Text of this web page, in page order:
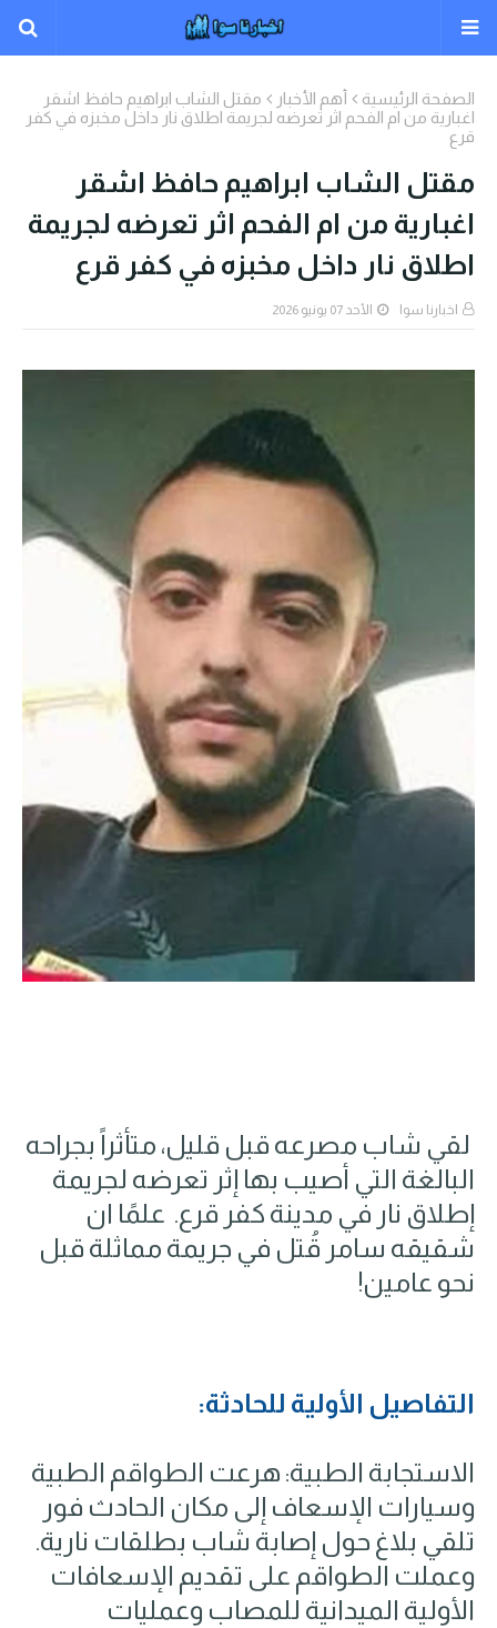
الصفحة الرئيسية أهم الأخبار
مقتل الشاب ابراهيم حافظ اشقر
اغبارية من ام الفحم اثر تعرضه لجريمة اطلاق نار داخل مخبزه في كفر
قرع
مقتل الشاب ابراهيم حافظ اشقر
اغبارية من ام الفحم اثر تعرضه لجريمة
اطلاق نار داخل مخبزه في كفر قرع
اخبارنا سوا الأحد 07 يونيو 2026
لقي شاب مصرعه قبل قليل، متأثراً بجراحه
البالغة التي أصيب بها إثر تعرضه لجريمة
إطلاق نار في مدينة كفر قرع. علمًا ان
شقيقه سامر قُتل في جريمة مماثلة قبل
نحو عامين!
التفاصيل الأولية للحادثة:
الاستجابة الطبية: هرعت الطواقم الطبية
وسيارات الإسعاف إلى مكان الحادث فور
تلقي بلاغ حول إصابة شاب بطلقات نارية.
وعملت الطواقم على تقديم الإسعافات
الأولية الميدانية للمصاب وعمليات